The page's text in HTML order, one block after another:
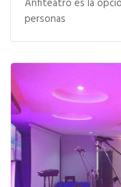
personas